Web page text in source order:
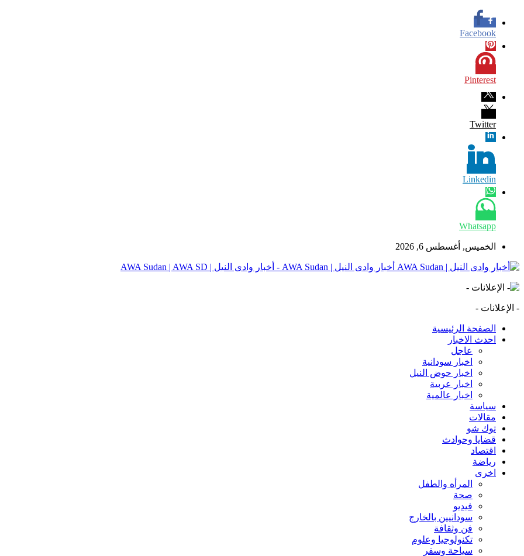
Facebook
Pinterest
Twitter
Linkedin
Whatsapp
الخميس, أغسطس 6, 2026
أخبار وادى النيل | AWA Sudan - أخبار وادى النيل | AWA Sudan | AWA SD
- الإعلانات -
الصفحة الرئيسية
احدث الاخبار
عاجل
اخبار سودانية
اخبار حوض النيل
اخبار عربية
اخبار عالمية
سياسة
مقالات
توك شو
قضايا وحوادث
اقتصاد
رياضة
اخرى
المرأه والطفل
صحة
فيديو
سودانيين بالخارج
فن وثقافة
تكنولوجيا وعلوم
سياحة وسفر